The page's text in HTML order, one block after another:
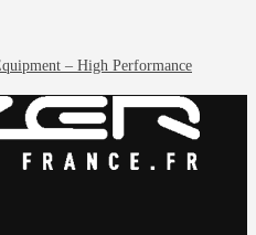
– High Performance